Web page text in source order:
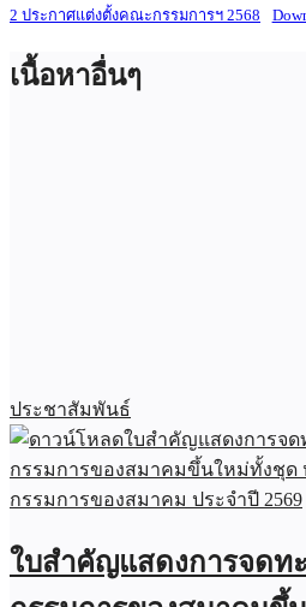
2 ประกาศแต่งตั้งคณะกรรมการฯ 2568
เนื้อหาอื่นๆ
ประชาสัมพันธ์
ใบสำคัญแสดงการจดท